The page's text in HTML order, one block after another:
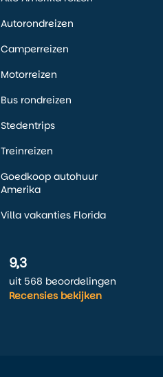
Autorondreizen
Camperreizen
Motorreizen
Bus rondreizen
Stedentrips
Treinreizen
Goedkoop autohuur
Amerika
Villa vakanties Florida
9,3
uit 568 beoordelingen
Recensies bekijken